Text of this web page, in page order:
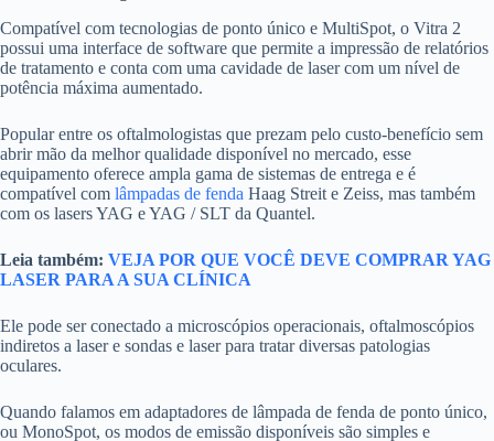
Compatível com tecnologias de ponto único e MultiSpot, o Vitra 2
possui uma interface de software que permite a impressão de relatórios
de tratamento e conta com uma cavidade de laser com um nível de
potência máxima aumentado.
Popular entre os oftalmologistas que prezam pelo custo-benefício sem
abrir mão da melhor qualidade disponível no mercado, esse
equipamento oferece ampla gama de sistemas de entrega e é
compatível com lâmpadas de fenda Haag Streit e Zeiss, mas também
com os lasers YAG e YAG / SLT da Quantel.
Leia também: VEJA POR QUE VOCÊ DEVE COMPRAR YAG
LASER PARA A SUA CLÍNICA
Ele pode ser conectado a microscópios operacionais, oftalmoscópios
indiretos a laser e sondas e laser para tratar diversas patologias
oculares.
Quando falamos em adaptadores de lâmpada de fenda de ponto único,
ou MonoSpot, os modos de emissão disponíveis são simples e